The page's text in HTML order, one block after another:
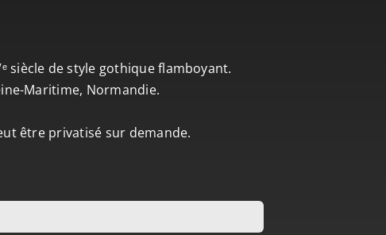
siècle de style gothique flamboyant.
Maritime, Normandie.
être privatisé sur demande.